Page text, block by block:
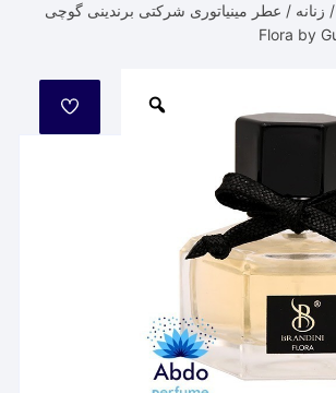
/ زنانه / عطر مینیاتوری شرکتی برندینی گوچی
مورد
علاقه